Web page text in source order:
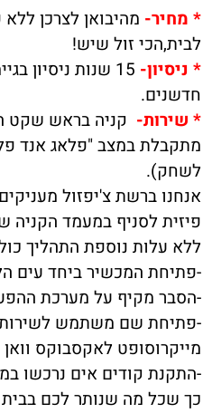
* מחיר- מהיבואן לצרכן ללא
לבית,הכי זול שיש!
* ניסיון-
15 שנות ניסיון
חדשנים.
* שירות-
מתקבלת במצב "פלאג אנד
לשחק).
אנחנו ברשת צ'יפזול
פיזית לסניף במעמד הקניה
ללא עלות נוספת התהליך
-פתיחת המכשיר ביחד עים
-הסבר מקיף על מערכת
-פתיחת שם משתמש
מייקרוסופט לאקסבוקס
-התקנת קודים אים נרכשו
כך שכל מה שנותר לכם